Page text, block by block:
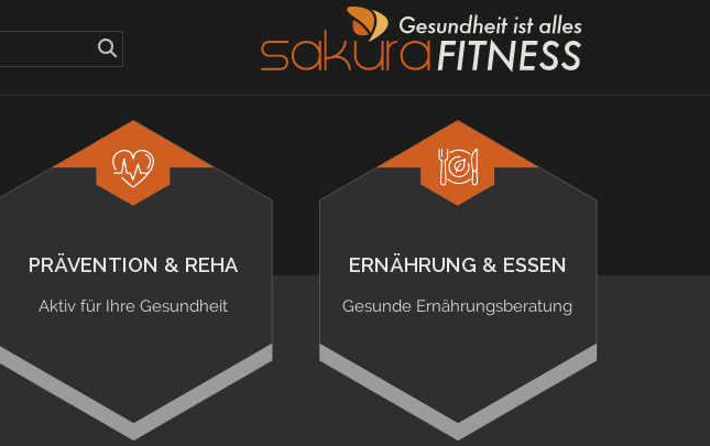
PRÄVENTION & REHA
Aktiv für Ihre Gesundheit
ERNÄHRUNG & ESSEN
Gesunde Ernährungsberatung